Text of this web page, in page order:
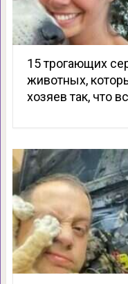
15 трогающих
животных,
хозяев так, что